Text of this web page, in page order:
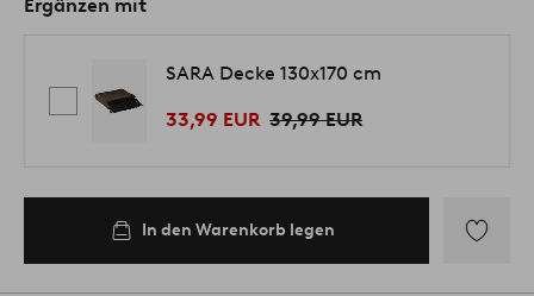
Ergänzen mit
SARA Decke 130x170 cm
33,99 EUR 39,99 EUR
In den Warenkorb legen